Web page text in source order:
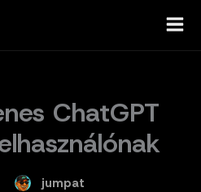
ChatGPT
jumpat